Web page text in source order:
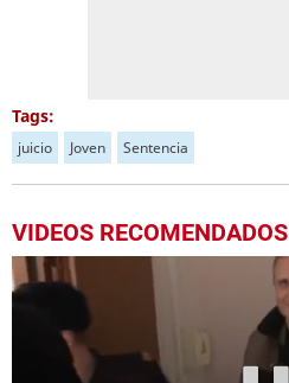
Tags:
juicio Joven Sentencia
VIDEOS RECOMENDADOS